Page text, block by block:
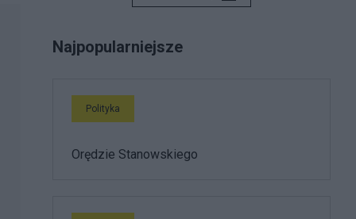
Najpopularniejsze
Polityka
Orędzie Stanowskiego